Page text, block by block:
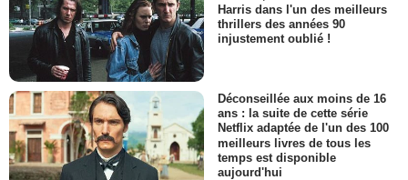
Harris dans l'un des meilleurs
thrillers des années 90
injustement oublié !
Déconseillée aux moins de 16
ans : la suite de cette série
Netflix adaptée de l'un des 100
meilleurs livres de tous les
temps est disponible
aujourd'hui